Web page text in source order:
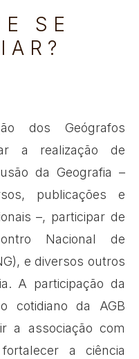
SE
dos Geógrafos
a realização de
da Geografia –
publicações e
–, participar de
Nacional de
e diversos outros
A participação da
cotidiano da AGB
a associação com
a ciência